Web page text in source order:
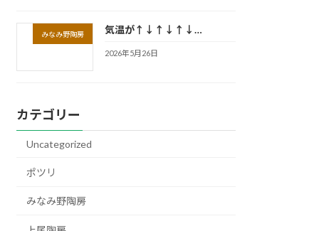
みなみ野陶房 気温が↑↓↑↓↑↓…
2026年5月26日
カテゴリー
Uncategorized
ポツリ
みなみ野陶房